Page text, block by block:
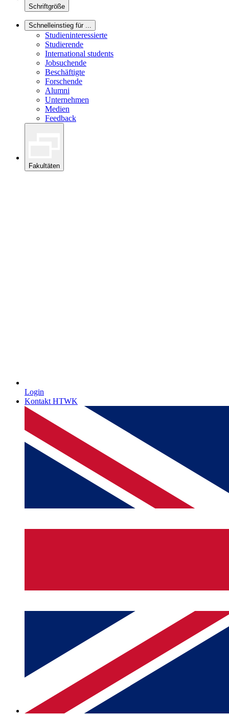
Schriftgröße
Schnelleinstieg für ...
Studieninteressierte
Studierende
International students
Jobsuchende
Beschäftigte
Forschende
Alumni
Unternehmen
Medien
Feedback
Fakultäten
Login
Kontakt HTWK